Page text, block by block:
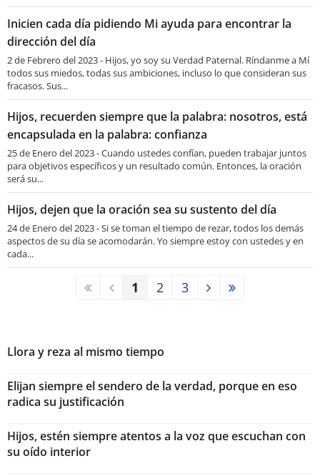
Inicien cada día pidiendo Mi ayuda para encontrar la
dirección del día
2 de Febrero del 2023 - Hijos, yo soy su Verdad Paternal. Ríndanme a Mí
todos sus miedos, todas sus ambiciones, incluso lo que consideran sus
fracasos. Sus...
Hijos, recuerden siempre que la palabra: nosotros, está
encapsulada en la palabra: confianza
25 de Enero del 2023 - Cuando ustedes confían, pueden trabajar juntos
para objetivos específicos y un resultado común. Entonces, la oración
será su...
Hijos, dejen que la oración sea su sustento del día
24 de Enero del 2023 - Si se toman el tiempo de rezar, todos los demás
aspectos de su día se acomodarán. Yo siempre estoy con ustedes y en
cada...
1 2 3
Llora y reza al mismo tiempo
Elijan siempre el sendero de la verdad, porque en eso
radica su justificación
Hijos, estén siempre atentos a la voz que escuchan con
su oído interior